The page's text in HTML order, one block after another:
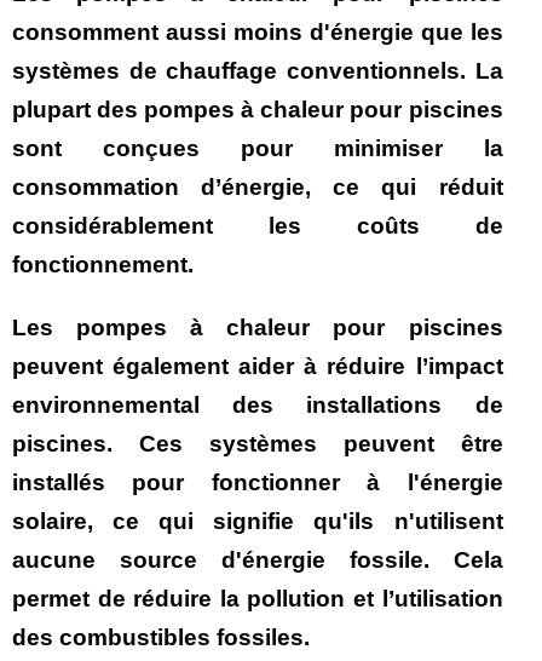
consomment aussi moins d'énergie que les
systèmes de chauffage conventionnels. La
plupart des pompes à chaleur pour piscines
sont conçues pour minimiser la
consommation d’énergie, ce qui réduit
considérablement les coûts de
fonctionnement.
Les pompes à chaleur pour piscines
peuvent également aider à réduire l’impact
environnemental des installations de
piscines. Ces systèmes peuvent être
installés pour fonctionner à l'énergie
solaire, ce qui signifie qu'ils n'utilisent
aucune source d'énergie fossile. Cela
permet de réduire la pollution et l’utilisation
des combustibles fossiles.